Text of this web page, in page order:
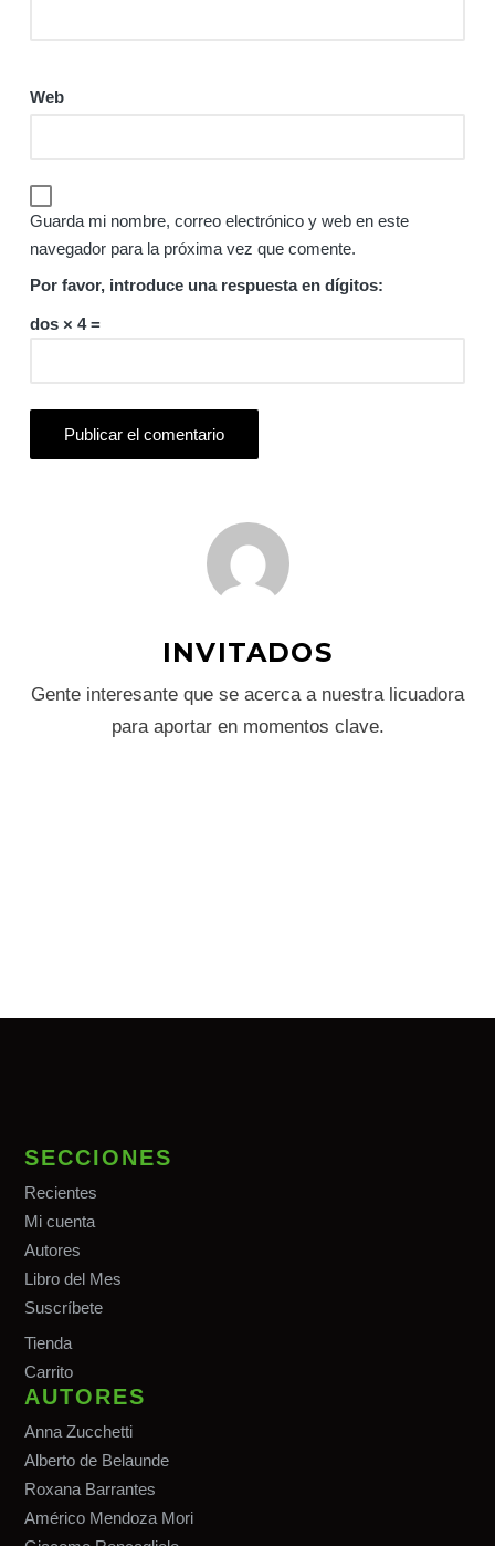
Web
Guarda mi nombre, correo electrónico y web en este
navegador para la próxima vez que comente.
Por favor, introduce una respuesta en dígitos:
dos × 4 =
INVITADOS
Gente interesante que se acerca a nuestra licuadora
para aportar en momentos clave.
SECCIONES
Recientes
Mi cuenta
Autores
Libro del Mes
Suscríbete
Tienda
Carrito
AUTORES
Anna Zucchetti
Alberto de Belaunde
Roxana Barrantes
Américo Mendoza Mori